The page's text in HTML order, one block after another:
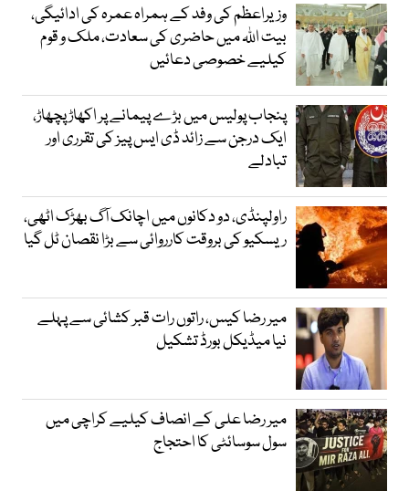
وزیراعظم کی وفد کے ہمراہ عمرہ کی ادائیگی،
بیت اللہ میں حاضری کی سعادت، ملک و قوم
کیلیے خصوصی دعائیں
پنجاب پولیس میں بڑے پیمانے پر اکھاڑ پچھاڑ،
ایک درجن سے زائد ڈی ایس پیز کی تقرری اور
تبادلے
راولپنڈی، دو دکانوں میں اچانک آگ بھڑک اٹھی،
ریسکیو کی بروقت کارروائی سے بڑا نقصان ٹل گیا
میر رضا کیس، راتوں رات قبر کشائی سے پہلے
نیا میڈیکل بورڈ تشکیل
میر رضا علی کے انصاف کیلیے کراچی میں
سول سوسائٹی کا احتجاج